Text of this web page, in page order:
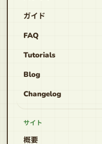
ガイド
FAQ
Tutorials
Blog
Changelog
サイト
概要